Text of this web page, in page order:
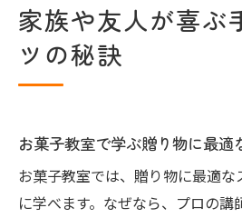
家族や友人が喜ぶ
ツの秘訣
お菓子教室で学ぶ贈り物に最適
お菓子教室では、贈り物に最適
に学べます。なぜなら、プロの講